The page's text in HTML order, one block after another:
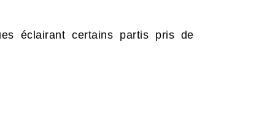
éclairant certains partis pris de